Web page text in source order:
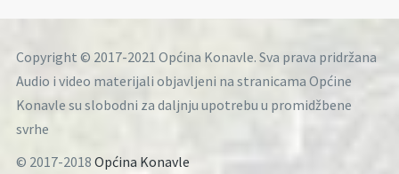
Copyright © 2017-2021 Općina Konavle. Sva prava pridržana
Audio i video materijali objavljeni na stranicama Općine
Konavle su slobodni za daljnju upotrebu u promidžbene
svrhe
© 2017-2018 Općina Konavle